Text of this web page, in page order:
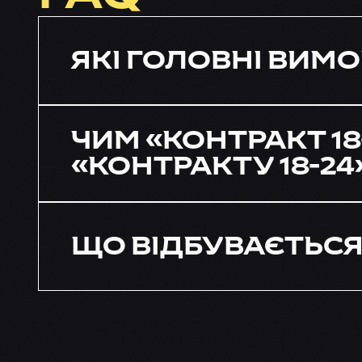
ЯКІ ГОЛОВНІ
ЧИМ «КОНТРАКТ
«КОНТРАКТУ 18-
ЩО